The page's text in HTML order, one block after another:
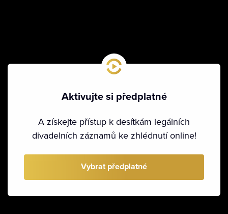
Aktivujte si předplatné
A získejte přístup k desítkám legálních
divadelních záznamů ke zhlédnutí online!
Vybrat předplatné